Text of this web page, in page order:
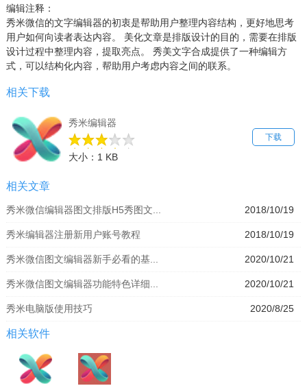
编辑注释：
秀米微信的文字编辑器的初衷是帮助用户整理内容结构，更好地思考
用户如何向读者表达内容。 美化文章是排版设计的目的，需要在排版
设计过程中整理内容，提取亮点。 秀美文字合成提供了一种编辑方
式，可以结构化内容，帮助用户考虑内容之间的联系。
相关下载
下载
秀米编辑器
大小：1 KB
相关文章
2018/10/19
秀米微信编辑器图文排版H5秀图文...
2018/10/19
秀米编辑器注册新用户账号教程
2020/10/21
秀米微信图文编辑器新手必看的基...
2020/10/21
秀米微信图文编辑器功能特色详细...
2020/8/25
秀米电脑版使用技巧
相关软件